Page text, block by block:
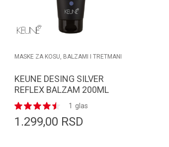
MASKE ZA KOSU, BALZAMI I TRETMANI
KEUNE DESING SILVER
REFLEX BALZAM 200ML
glas
1
1.299,00 RSD